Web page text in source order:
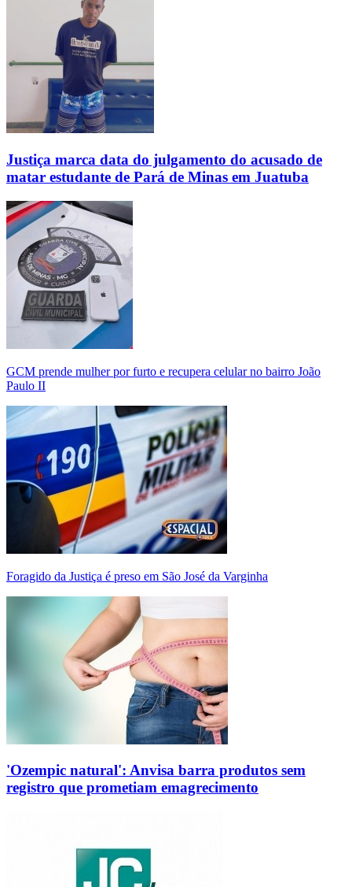
Justiça marca data do julgamento do acusado de
matar estudante de Pará de Minas em Juatuba
GCM prende mulher por furto e recupera celular no bairro João
Paulo II
Foragido da Justiça é preso em São José da Varginha
'Ozempic natural': Anvisa barra produtos sem
registro que prometiam emagrecimento